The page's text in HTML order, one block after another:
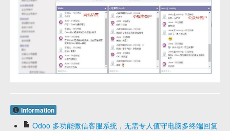
Information
Odoo 多功能微信客服系统，无需专人值守电脑多终端回复